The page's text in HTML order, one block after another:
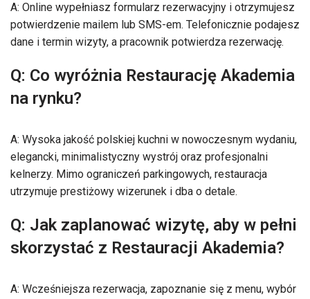
A: Online wypełniasz formularz rezerwacyjny i otrzymujesz
potwierdzenie mailem lub SMS-em. Telefonicznie podajesz
dane i termin wizyty, a pracownik potwierdza rezerwację.
Q: Co wyróżnia Restaurację Akademia
na rynku?
A: Wysoka jakość polskiej kuchni w nowoczesnym wydaniu,
elegancki, minimalistyczny wystrój oraz profesjonalni
kelnerzy. Mimo ograniczeń parkingowych, restauracja
utrzymuje prestiżowy wizerunek i dba o detale.
Q: Jak zaplanować wizytę, aby w pełni
skorzystać z Restauracji Akademia?
A: Wcześniejsza rezerwacja, zapoznanie się z menu, wybór